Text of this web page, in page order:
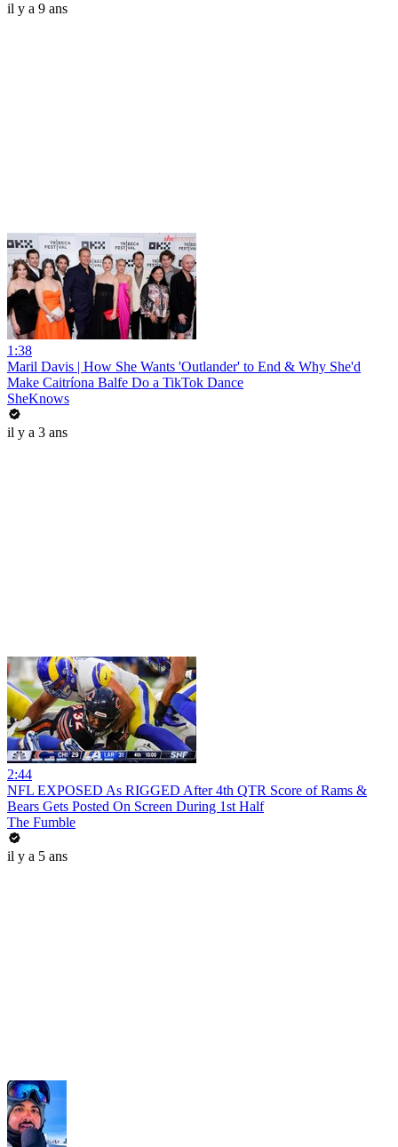
il y a 9 ans
1:38
Maril Davis | How She Wants 'Outlander' to End & Why She'd
Make Caitríona Balfe Do a TikTok Dance
SheKnows
il y a 3 ans
2:44
NFL EXPOSED As RIGGED After 4th QTR Score of Rams &
Bears Gets Posted On Screen During 1st Half
The Fumble
il y a 5 ans